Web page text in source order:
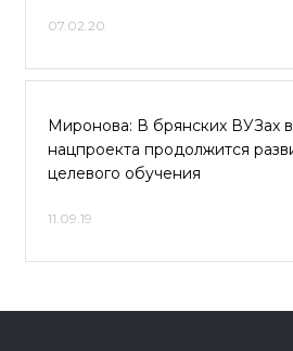
07.02.20
Миронова: В брянских ВУЗах
нацпроекта продолжится
целевого обучения
11.09.19